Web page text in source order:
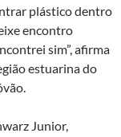
plástico dentro
encontro
sim”, afirma
estuarina do
Junior,